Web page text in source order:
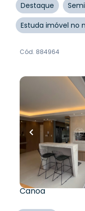
Destaque
Estuda imóvel no
Cód. 884964
93m²•3quartos
1vaga
Apartamento
Residencial
Cristo
Rua Encantado
Canoa